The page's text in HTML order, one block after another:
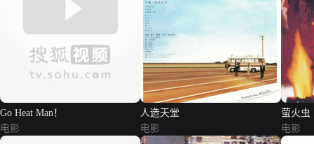
Go Heat Man！
电影
人造天堂
电影
萤火虫
电影